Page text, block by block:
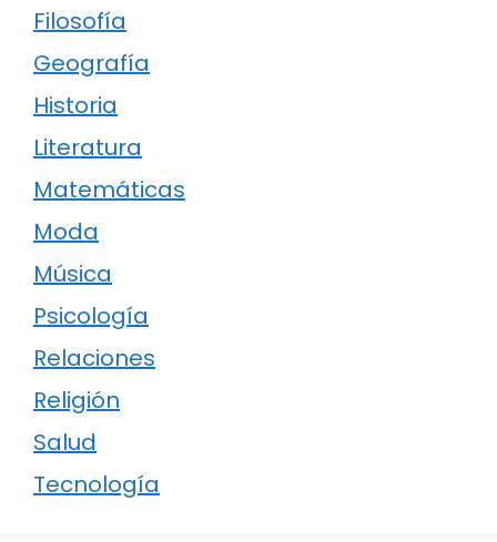
Filosofía
Geografía
Historia
Literatura
Matemáticas
Moda
Música
Psicología
Relaciones
Religión
Salud
Tecnología